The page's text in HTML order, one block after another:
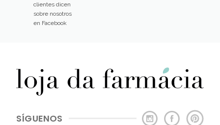
clientes dicen
sobre nosotros
en Facebook
SÍGUENOS